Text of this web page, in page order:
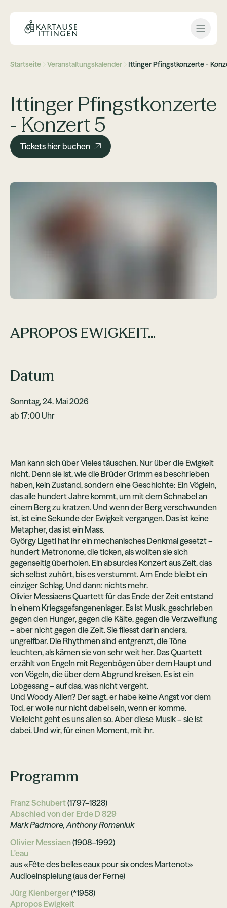
Open
Startseite Veranstaltungskalender Ittinger Pfingstkonzerte -
Ittinger Pfingstkonzerte
- Konzert 5
Tickets hier buchen
APROPOS EWIGKEIT...
Datum
Sonntag, 24. Mai 2026
ab 17:00 Uhr
Man kann sich über Vieles täuschen. Nur über die Ewigkeit
nicht. Denn sie ist, wie die Brüder Grimm es beschrieben
haben, kein Zustand, sondern eine Geschichte: Ein Vöglein,
das alle hundert Jahre kommt, um mit dem Schnabel an
einem Berg zu kratzen. Und wenn der Berg verschwunden
ist, ist eine Sekunde der Ewigkeit vergangen. Das ist keine
Metapher, das ist ein Mass.
György Ligeti hat ihr ein mechanisches Denkmal gesetzt –
hundert Metronome, die ticken, als wollten sie sich
gegenseitig überholen. Ein absurdes Konzert aus Zeit, das
sich selbst zuhört, bis es verstummt. Am Ende bleibt ein
einziger Schlag. Und dann: nichts mehr.
Olivier Messiaens Quartett für das Ende der Zeit entstand
in einem Kriegsgefangenenlager. Es ist Musik, geschrieben
gegen den Hunger, gegen die Kälte, gegen die Verzweiflung
– aber nicht gegen die Zeit. Sie fliesst darin anders,
ungreifbar. Die Rhythmen sind entgrenzt, die Töne
leuchten, als kämen sie von sehr weit her. Das Quartett
erzählt von Engeln mit Regenbögen über dem Haupt und
von Vögeln, die über dem Abgrund kreisen. Es ist ein
Lobgesang – auf das, was nicht vergeht.
Und Woody Allen? Der sagt, er habe keine Angst vor dem
Tod, er wolle nur nicht dabei sein, wenn er komme.
Vielleicht geht es uns allen so. Aber diese Musik – sie ist
dabei. Und wir, für einen Moment, mit ihr.
Programm
Franz Schubert(1797–1828)
Abschied von der Erde D 829
Mark Padmore, Anthony Romaniuk
Olivier Messiaen(1908–1992)
L'eau
aus «Fête des belles eaux pour six ondes Martenot»
Audioeinspielung (aus der Ferne)
Jürg Kienberger(*1958)
Apropos Ewigkeit